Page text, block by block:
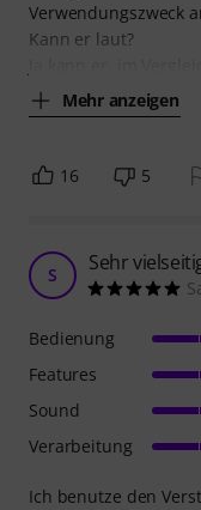
Verwendungszweck
Kann er laut?
Mehr anzeigen
16 5
S Sehr
Ich benutze den
Bedienung
Features
Sound
Verarbeitung